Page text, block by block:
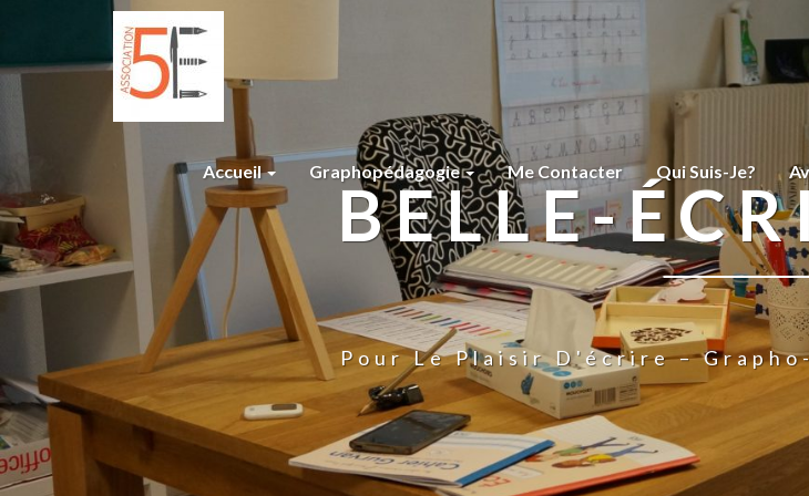
Accueil Graphopédagogie Me Contacter Qui Suis-Je?
BELLE-
Pour Le Plaisir D'écrire –